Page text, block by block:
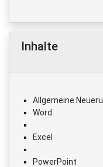
Inhalte
Allgemeine
Word
Excel
PowerPoint